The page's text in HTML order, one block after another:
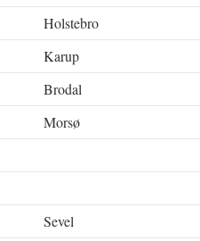
Holstebro
Karup
Brodal
Morsø
Sevel